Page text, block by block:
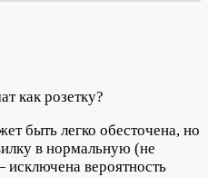
как розетку?
быть легко обесточена, но
в нормальную (не
вероятность